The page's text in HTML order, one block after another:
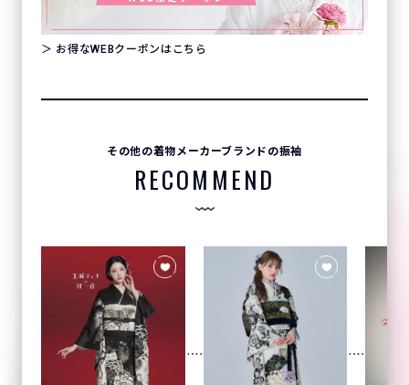
＞ お得なWEBクーポンはこちら
その他の着物メーカーブランドの振袖
RECOMMEND